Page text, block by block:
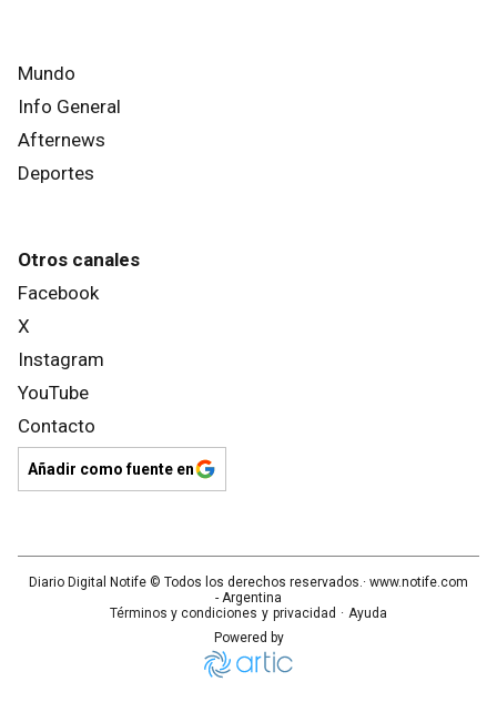
Mundo
Info General
Afternews
Deportes
Otros canales
Facebook
X
Instagram
YouTube
Contacto
Añadir como fuente en
Diario Digital Notife © Todos los derechos reservados.· www.notife.com
- Argentina
Términos y condiciones y privacidad · Ayuda
Powered by